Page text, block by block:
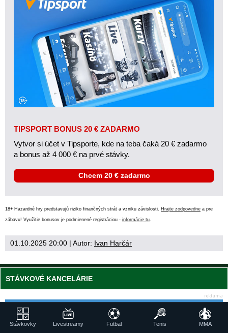
TIPSPORT BONUS 20 € ZADARMO
Vytvor si účet v Tipsporte, kde na teba čaká 20 € zadarmo
a bonus až 4 000 € na prvé stávky.
Chcem 20 € zadarmo
18+ Hazardné hry predstavujú riziko finančných strát a vzniku závislosti. Hrajte zodpovedne a pre
zábavu! Využitie bonusov je podmienené registráciou - informácie tu.
01.10.2025 20:00 | Autor: Ivan Harčár
STÁVKOVÉ KANCELÁRIE
Stav si
Stávkovky Livestreamy Futbal Tenis MMA